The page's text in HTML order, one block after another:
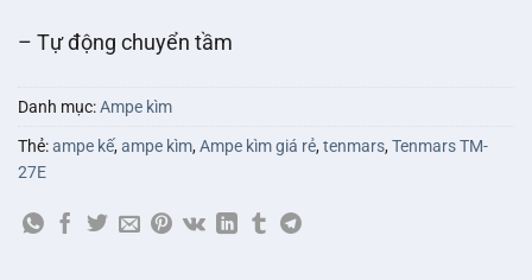
– Tự động chuyển tầm
Danh mục:Ampe kìm
Thẻ:ampe kế,ampe kìm,Ampe kìm giá rẻ,tenmars,Tenmars TM-
27E